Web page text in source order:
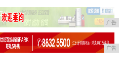
广告
广告